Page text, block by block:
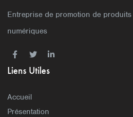
Entreprise de promotion de
numériques
Liens Utiles
Accueil
Présentation